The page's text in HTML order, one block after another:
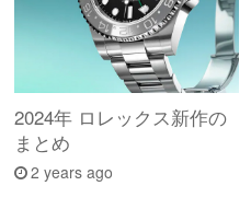
2024年 ロレックス新作の
まとめ
2 years ago